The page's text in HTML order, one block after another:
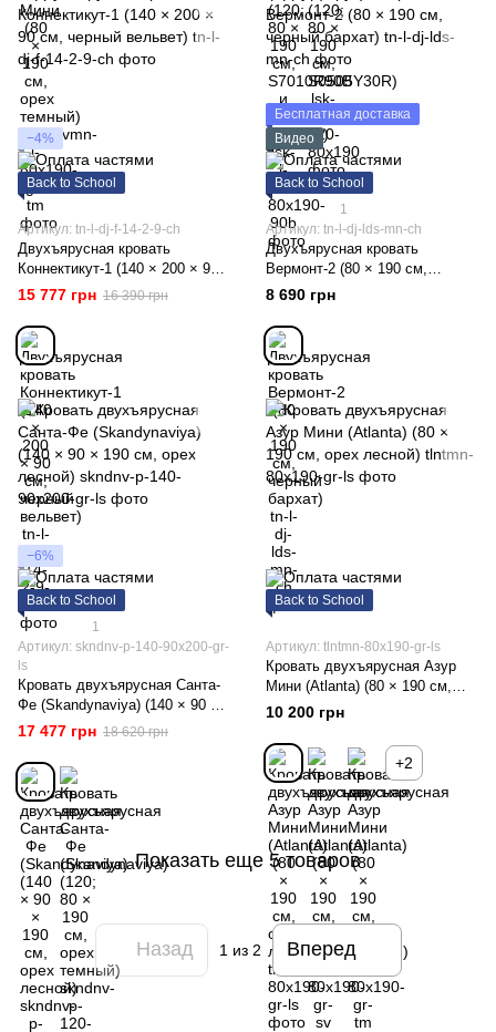
−4%
Back to School
Артикул: tn-l-dj-f-14-2-9-ch
Двухъярусная кровать
Коннектикут-1 (140 × 200 × 90
см, черный вельвет)
15 777 грн 16 390 грн
Бесплатная доставка
Видео
Back to School
1
Артикул: tn-l-dj-lds-mn-ch
Двухъярусная кровать
Вермонт-2 (80 × 190 см,
черный бархат)
8 690 грн
−6%
Back to School
1
Артикул: skndnv-p-140-90x200-gr-
ls
Кровать двухъярусная Санта-
Фе (Skandynaviya) (140 × 90 ×
190 см, орех лесной)
17 477 грн 18 620 грн
Back to School
Артикул: tlntmn-80x190-gr-ls
Кровать двухъярусная Азур
Мини (Atlanta) (80 × 190 см,
орех лесной)
10 200 грн
+2
Показать еще 5 товаров
Назад 1 из 2 Вперед